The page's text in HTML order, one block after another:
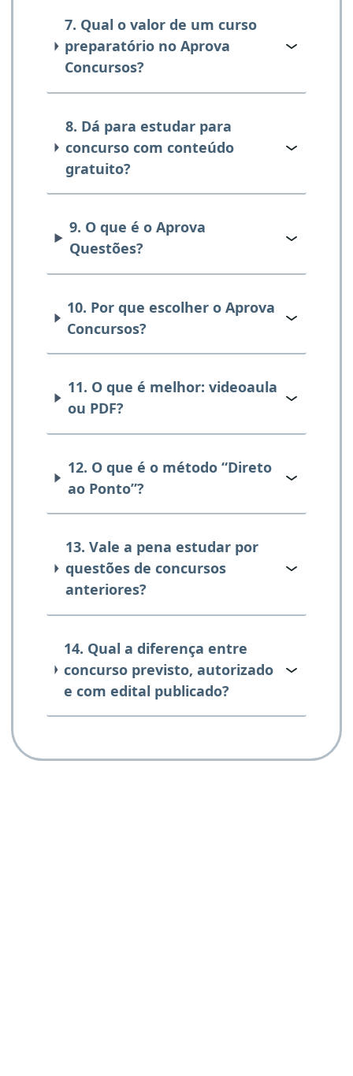
7. Qual o valor de um curso
preparatório no Aprova
Concursos?
8. Dá para estudar para
concurso com conteúdo
gratuito?
9. O que é o Aprova
Questões?
10. Por que escolher o Aprova
Concursos?
11. O que é melhor: videoaula
ou PDF?
12. O que é o método “Direto
ao Ponto”?
13. Vale a pena estudar por
questões de concursos
anteriores?
14. Qual a diferença entre
concurso previsto, autorizado
e com edital publicado?